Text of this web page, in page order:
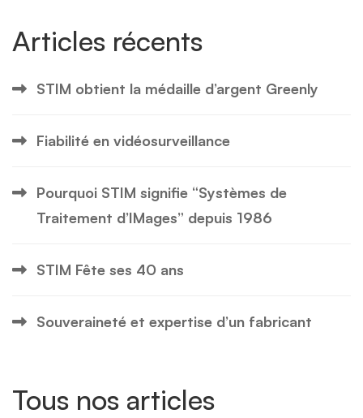
Articles récents
STIM obtient la médaille d’argent Greenly
Fiabilité en vidéosurveillance
Pourquoi STIM signifie “Systèmes de
Traitement d’IMages” depuis 1986
STIM Fête ses 40 ans
Souveraineté et expertise d’un fabricant
Tous nos articles